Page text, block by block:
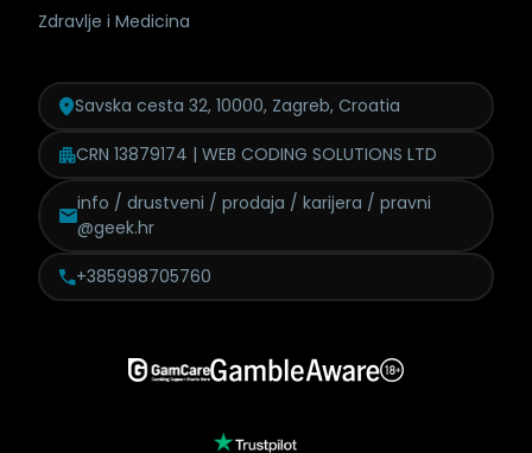
Zdravlje i Medicina
Savska cesta 32, 10000, Zagreb, Croatia
CRN 13879174 | WEB CODING SOLUTIONS LTD
info / drustveni / prodaja / karijera / pravni
@geek.hr
+385998705760